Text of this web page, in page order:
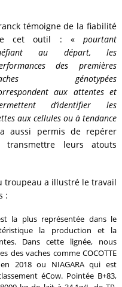
témoigne de la fiabilité
cet outil : «pourtant
au départ, les
des premières
génotypées
aux attentes et
d’identifier les
aux cellules ou à tendance
aussi permis de repérer
transmettre leurs atouts
troupeau a illustré le travail
:
la plus représentée dans le
la production et la
Dans cette lignée, nous
des vaches comme COCOTTE
2018 ou NIAGARA qui est
éCow. Pointée B+83,